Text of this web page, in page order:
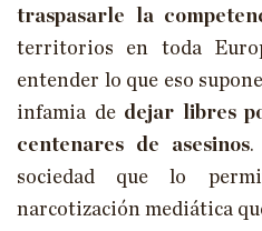
traspasarle la
territorios en toda
entender lo que eso
infamia de dejar libres
centenares de asesinos.
sociedad que lo
narcotización mediática